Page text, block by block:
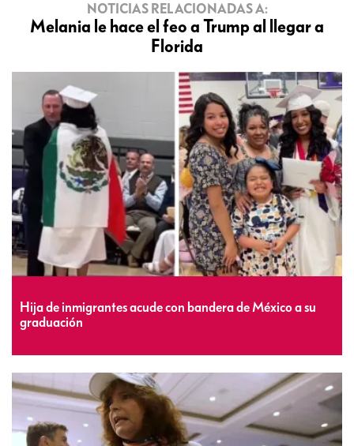
NOTICIAS RELACIONADAS A:
Melania le hace el feo a Trump al llegar a
Florida
Hija de inmigrantes acude con bandera de México a su
graduación